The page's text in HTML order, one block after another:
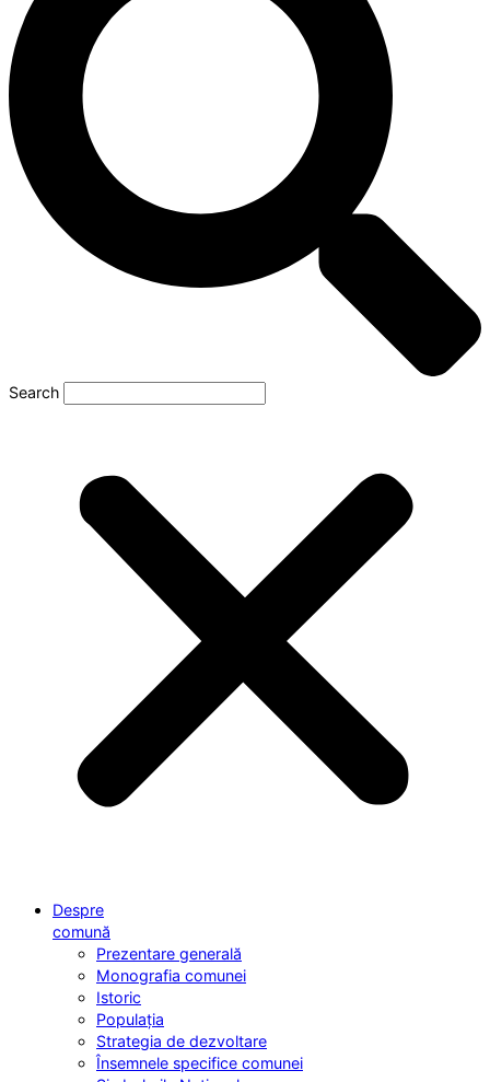
Search
Despre
comună
Prezentare generală
Monografia comunei
Istoric
Populația
Strategia de dezvoltare
Însemnele specifice comunei